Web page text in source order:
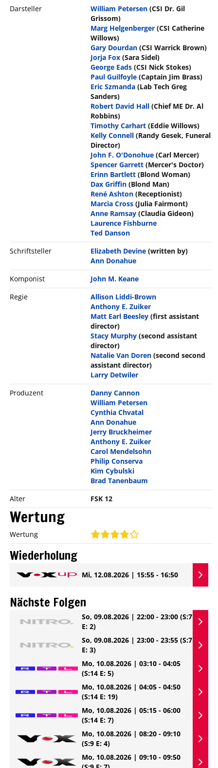
Darsteller
William Petersen (CSI Dr. Gil
Grissom)
Marg Helgenberger (CSI Catherine
Willows)
Gary Dourdan (CSI Warrick Brown)
Jorja Fox (Sara Sidel)
George Eads (CSI Nick Stokes)
Paul Guilfoyle (Captain Jim Brass)
Eric Szmanda (Lab Tech Greg
Sanders)
Robert David Hall (Chief ME Dr. Al
Robbins)
Timothy Carhart (Eddie Willows)
Kelly Connell (Randy Gesek, Funeral
Director)
John F. O'Donohue (Carl Mercer)
Spencer Garrett (Mercer's Doctor)
Erinn Bartlett (Blond Woman)
Dax Griffin (Blond Man)
René Ashton (Receptionist)
Marcia Cross (Julia Fairmont)
Anne Ramsay (Claudia Gideon)
Laurence Fishburne
Ted Danson
Schriftsteller
Elizabeth Devine (written by)
Ann Donahue
Komponist
John M. Keane
Regie
Allison Liddi-Brown
Anthony E. Zuiker
Matt Earl Beesley (first assistant
director)
Stacy Murphy (second assistant
director)
Natalie Van Doren (second second
assistant director)
Larry Detwiler
Produzent
Danny Cannon
William Petersen
Cynthia Chvatal
Ann Donahue
Jerry Bruckheimer
Anthony E. Zuiker
Carol Mendelsohn
Philip Conserva
Kim Cybulski
Brad Tanenbaum
Alter
FSK 12
Wertung
Wertung
Wiederholung
Mi, 12.08.2026 | 15:55 - 16:50
Nächste Folgen
So, 09.08.2026 | 22:00 - 23:00 (S:7
E: 2)
So, 09.08.2026 | 23:00 - 23:55 (S:7
E: 3)
Mo, 10.08.2026 | 03:10 - 04:05
(S:14 E: 5)
Mo, 10.08.2026 | 04:05 - 04:50
(S:14 E: 19)
Mo, 10.08.2026 | 05:15 - 06:00
(S:14 E: 7)
Mo, 10.08.2026 | 08:20 - 09:10
(S:9 E: 4)
Mo, 10.08.2026 | 09:10 - 09:50